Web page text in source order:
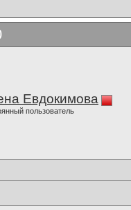
Евдокимова
пользователь